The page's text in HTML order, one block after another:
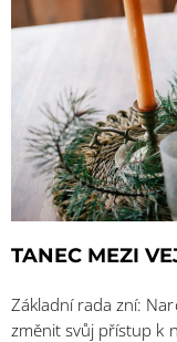
TANEC MEZI
Základní rada zní:
změnit svůj přístup k